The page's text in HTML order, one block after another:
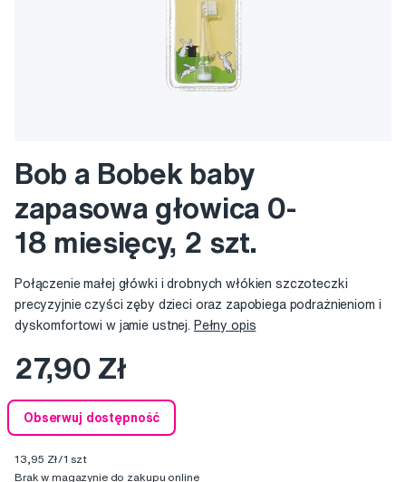
Bob a Bobek baby
zapasowa głowica 0-
18 miesięcy, 2 szt.
Połączenie małej główki i drobnych włókien szczoteczki
precyzyjnie czyści zęby dzieci oraz zapobiega podrażnieniom i
dyskomfortowi w jamie ustnej. Pełny opis
27,90 Zł
Obserwuj dostępność
13,95 Zł/1 szt
Brak w magazynie do zakupu online